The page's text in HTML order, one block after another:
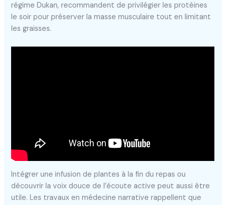
régime Dukan, recommandent de privilégier les protéines
le soir pour préserver la masse musculaire tout en limitant
les graisses.
Intégrer une infusion de plantes à la fin du repas ou
découvrir la voix douce de l’écoute active peut aussi être
utile. Les travaux en médecine narrative rappellent que